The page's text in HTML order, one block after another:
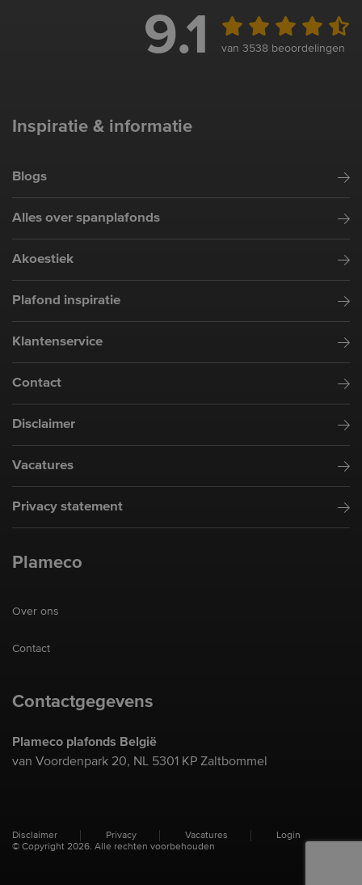
9.1 van 3538 beoordelingen
Inspiratie & informatie
Blogs
Alles over spanplafonds
Akoestiek
Plafond inspiratie
Klantenservice
Contact
Disclaimer
Vacatures
Privacy statement
Plameco
Over ons
Contact
Contactgegevens
Plameco plafonds België
van Voordenpark 20, NL 5301 KP Zaltbommel
© Copyright 2026. Alle rechten voorbehouden
Disclaimer Privacy Vacatures Login